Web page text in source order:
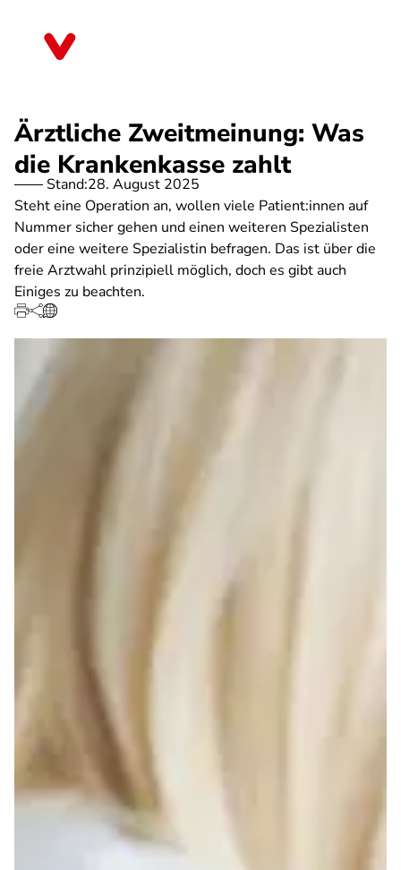
Ärztliche Zweitmeinung: Was
die Krankenkasse zahlt
Stand:28. August 2025
Steht eine Operation an, wollen viele Patient:innen auf
Nummer sicher gehen und einen weiteren Spezialisten
oder eine weitere Spezialistin befragen. Das ist über die
freie Arztwahl prinzipiell möglich, doch es gibt auch
Einiges zu beachten.